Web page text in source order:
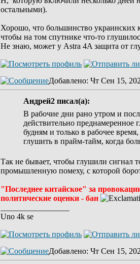
остальными).
Хорошо, что большинство украинских
чтобы на том спутнике что-то
Не знаю, может у Astra 4A защита от
Добавлено: Чт Сен 15,
Андрей2 писал(а):
В рабочие дни рано утром и
действительно преднамеренное
будням и только в рабочее
глушить в прайм-тайм, когда
Так не бывает, чтобы глушили сигнал
промышленную помеху, с которой
"Последнее китайское" за
политические оценки - бан
Uno 4k se
Добавлено: Чт Сен 15,